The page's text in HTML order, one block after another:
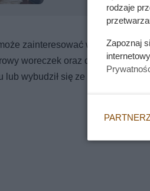
zainteresować wszystko, co
woreczek oraz doniczki.
lub wybudził się ze snu, na ogół
rodzaje
Zapoznaj